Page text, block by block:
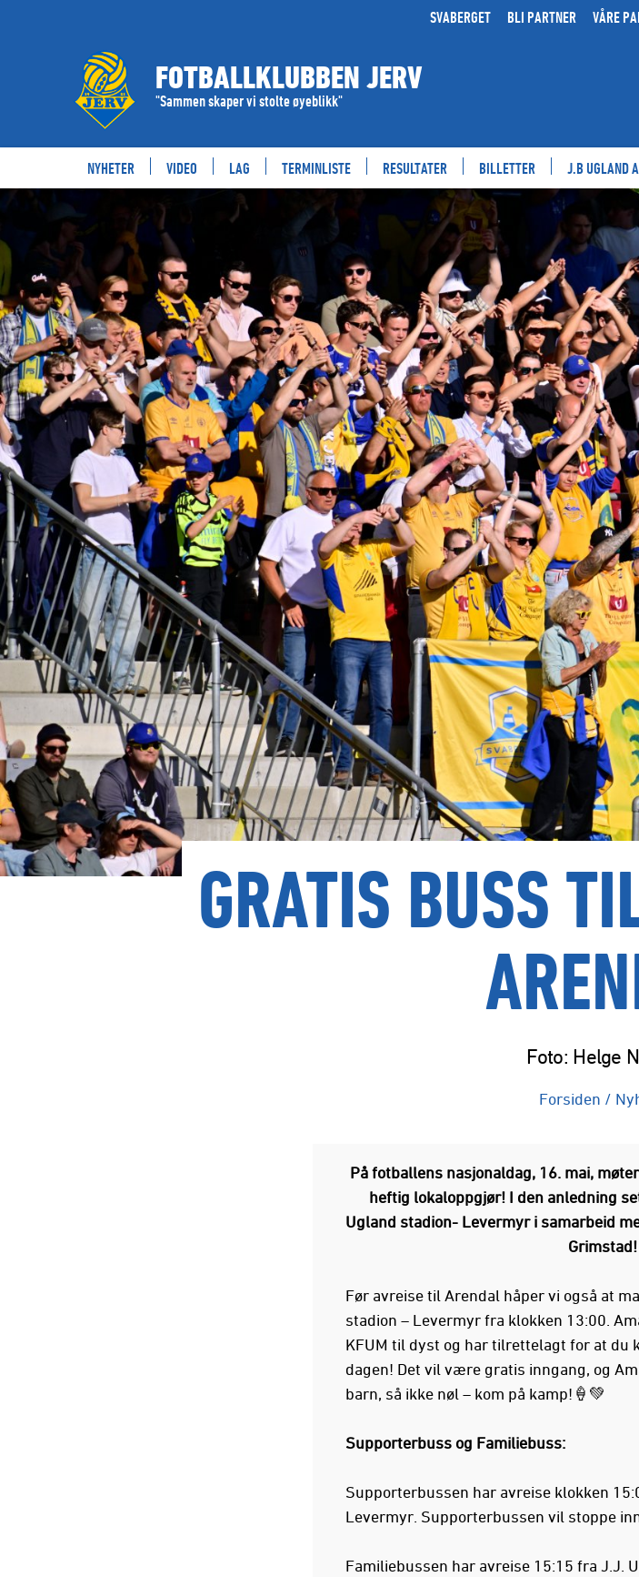
SVABERGET BLI PARTNER VÅRE
FOTBALLKLUBBEN JERV
"Sammen skaper vi stolte øyeblikk"
NYHETER VIDEO LAG TERMINLISTE RESULTATER BILLETTER J.B UGLAND
GRATIS BUSS
Foto: Helge
Forsiden /
På fotballens nasjonaldag, 16. mai,
heftig lokaloppgjør! I den anledning
Ugland stadion- Levermyr i samarbeid
Før avreise til Arendal håper vi også at
stadion – Levermyr fra klokken 13:00.
KFUM til dyst og har tilrettelagt for at du
dagen! Det vil være gratis inngang, og
barn, så ikke nøl – kom på kamp!🍦💚
Supporterbuss og Familiebuss:
Supporterbussen har avreise klokken
Levermyr. Supporterbussen vil stoppe
Familiebussen har avreise 15:15 fra J.J.